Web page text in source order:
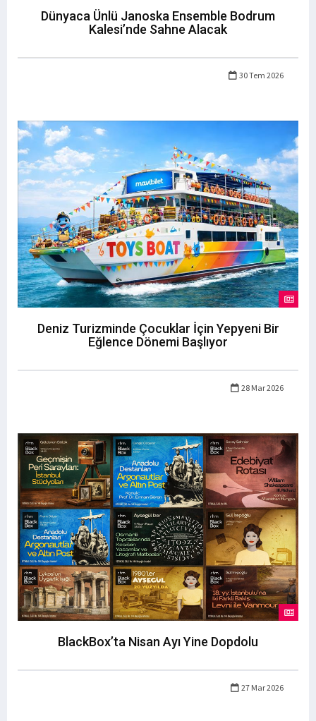
Dünyaca Ünlü Janoska Ensemble Bodrum
Kalesi’nde Sahne Alacak
30 Tem 2026
Deniz Turizminde Çocuklar İçin Yepyeni Bir
Eğlence Dönemi Başlıyor
28 Mar 2026
BlackBox’ta Nisan Ayı Yine Dopdolu
27 Mar 2026